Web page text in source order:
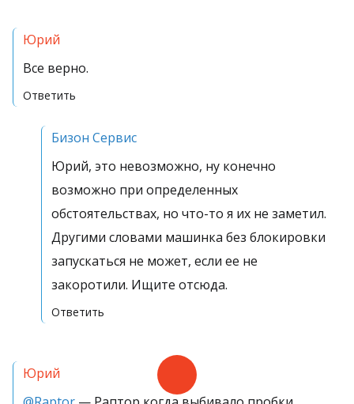
Юрий
Все верно.
Ответить
Бизон Сервис
Юрий, это невозможно, ну конечно
возможно при определенных
обстоятельствах, но что-то я их не заметил.
Другими словами машинка без блокировки
запускаться не может, если ее не
закоротили. Ищите отсюда.
Ответить
Юрий